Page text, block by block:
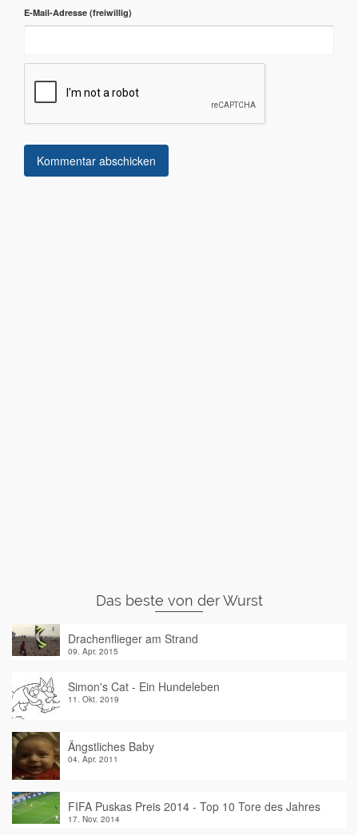
E-Mail-Adresse
Das beste von der Wurst
Drachenflieger am Strand
09. Apr. 2015
Simon's Cat - Ein Hundeleben
11. Okt. 2019
Ängstliches Baby
04. Apr. 2011
FIFA Puskas Preis 2014 - Top 10 Tore des Jahres
17. Nov. 2014